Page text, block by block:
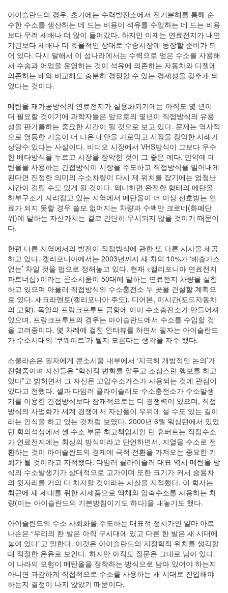
아이슬란드의 경우, 초기에는 수력발전소에서 전기분해를 통해 순
수한 수소를 생산하는 데 드는 비용이 석유를 수입하는 데 드는 비용
보다 무려 세배나 더 많이 들어갔다. 하지만 이제는 연료전지가 내연
기관보다 세배나 더 효율적인 상태로 수송시장에 등장할 준비가 되
어 있다. 다시 말해서 이 섬나라에서는 수력으로 얻은 수소를 사용해
서 수송과 어업을 운영하는 것이 석유에 의존하는 자동차와 디젤에
의존하는 배와 비교해도 충분히 경쟁할 수 있는 경제성을 갖추게 되
었다는 것이다.
메탄올 재가공방식의 연료전지가 실용화되기에는 아직도 몇 년이
더 필요할 것이기에 과학자들은 앞으로의 몇년이 직접방식의 유용
성을 판가름하는 중요한 시간이 될 것으로 보고 있다. 문제는 역사적
으로 열등한 기술이 더 나은 대안을 가로막고 시장을 장악한 사례가
상당수 있다는 사실이다. 비디오 시장에서 VHS방식이 그보다 우수
한 베타방식을 누르고 시장을 장악한 것이 그 좋은 예다. 만약에 메
탄올을 사용하는 간접방식이 시장을 주도하고 직접방식을 밀어내게
된다면 진정한 의미의 수소차량이 다시 제 위치를 잡기에는 엄청난
시간이 걸릴 수도 있게 될 것이다. 왜냐하면 완전한 형태의 메탄올
하부구조가 자리잡고 있는 지역에서 메탄올이 더 이상 선호받는 연
료가 되지 못할 경우 쓸모 없어지는 차량과 수백만 크로네(화폐단
위)에 달하는 자산가치는 결코 간단히 무시되지 않을 것이기 때문이
다.
한편 다른 지역에서의 발전이 직접방식에 관한 또 다른 시사을 제공
하고 있다. 캘리포니아에서는 2003년까지 새 차의 10%가 ‘배출가스
없는’ 차일 것을 법으로 정해놓고 있다. 현재 <캘리포니아 연료전지
파트너십>이라는 콘소시움이 50대에 달하는 연료전지 차량을 실험
하고 있으며 아울러 직접방식의 수소충전소 두 곳을 건설할 계획으
로 있다. 새크라멘토(캘리포니아 주도), 디어본, 미시간(포드자동차
의 고향), 독일의 프랑크프루트 공항에 이미 수소충전소가 만들어져
있으며, 프랑크프루트의 경우는 아이슬란드에서 수소를 수입할 것
을 고려중이다. 몇 차례에 걸친 인터뷰를 하면서 필자는 아이슬란드
가 수소시대의 ‘쿠웨이트’가 될지 모른다는 생각을 자주 했다.
스쿨라손은 필자에게 콘소시움 내부에서 ‘지극히 개방적인 논의’가
진행중이며 자신들은 “혁신적 변화를 앞두고 조심스런 행보를 하고
있다”고 밝히면서 그 자신은 고압수소가스가 사용되는 것에 관심이
있다고 전했다. 셸과 다임러 클라이슬러도 수소충전소가 수소발생
기를 이용한 간접방식보다 잠재적으로는 더 경쟁력이 있으며, 직접
방식의 사업화가 세계 경쟁에서 자신들이 우위에 설 수도 있는 길이
라는 인식을 하고 있는 것처럼 보였다. 2000년 6월 워싱턴에서 있었
던 회의석상에서 셸 수소 부문 최고책임자인 던 휴버트는 직접수소
가 연료전지에는 최상의 방식이라고 단언하면서, 지열을 수소로 전
환하는 것이 아이슬란드의 경제에 극적 전환을 가져오는 중요한 기
회가 될 것이라고 지적했다. 다임러 클라이슬러 대표 역시 메탄올 방
식의 수소발생기가 상대적으로 고가이며 또한 크기가 커서 승용차
의 뒷자리를 거의 다 차지할 것이라는 사실을 지적했다. 이 회사는
최근에 새 세대를 위한 시제품으로 액체와 압축수소를 사용하는 차
량(이는 아이슬란드의 기본방침이기도 하다)을 내놓기도 했다.
아이슬란드의 수소 사회화를 주도하는 대표적 정치가인 얄마 아르
나손은 “우리의 한 발은 아직 구시대에 있고 다른 한 발은 새 시대에
놓여 있다”고 말한다. 이것은 아이슬란드의 지정학적 위치를 생각할
때 적절한 은유로 보인다. 하지만 아직도 질문은 그대로 남아 있다.
이 나라의 모험이 메탄올을 장착하는 방식으로 남아 있어야 하는지
아니면 과감하게 직접적으로 수소를 사용하는 새 시대로 진입해야
하는지 결정이 나지 않았기 때문이다.